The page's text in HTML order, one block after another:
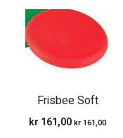
Frisbee Soft
kr 161,00 kr 161,00